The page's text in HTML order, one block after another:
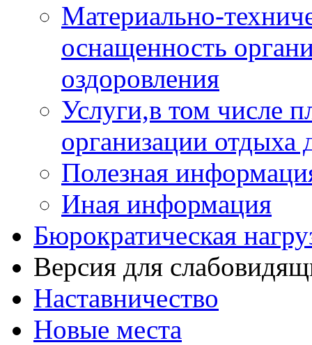
Материально-
оснащенность
оздоровления
Услуги,в том числе
организации отдыха
Полезная
Иная информация
Бюрократическая
Версия для
Наставничество
Новые места